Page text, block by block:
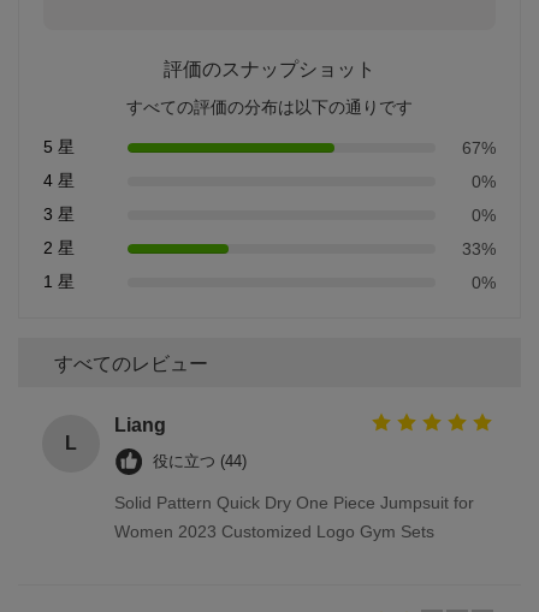
評価のスナップショット
すべての評価の分布は以下の通りです
5 星
67%
4 星
0%
3 星
0%
2 星
33%
1 星
0%
すべてのレビュー
L
Liang
役に立つ (44)
Solid Pattern Quick Dry One Piece Jumpsuit for
Women 2023 Customized Logo Gym Sets